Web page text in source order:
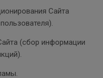
Сайта
(сбор информации